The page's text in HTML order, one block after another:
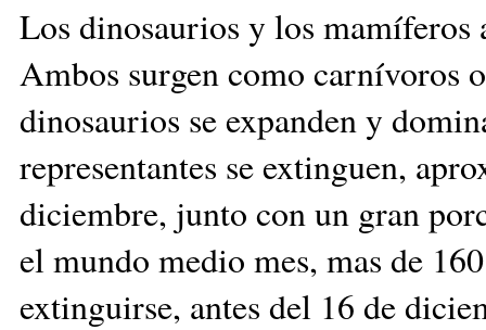
Los dinosaurios y los mamíferos
Ambos surgen como carnívoros
dinosaurios se expanden y
representantes se extinguen,
diciembre, junto con un gran
el mundo medio mes, mas de
extinguirse, antes del 16 de